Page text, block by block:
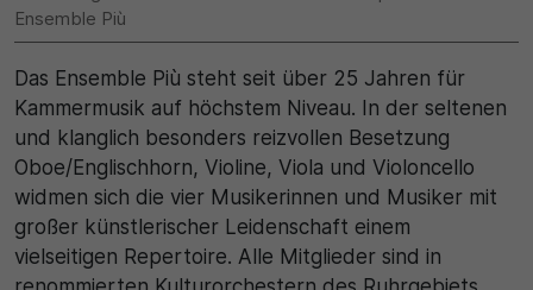
Ensemble Più
Das Ensemble Più steht seit über 25 Jahren für
Kammermusik auf höchstem Niveau. In der seltenen
und klanglich besonders reizvollen Besetzung
Oboe/Englischhorn, Violine, Viola und Violoncello
widmen sich die vier Musikerinnen und Musiker mit
großer künstlerischer Leidenschaft einem
vielseitigen Repertoire. Alle Mitglieder sind in
30 Minuten
Zweck
Wird für statistische Zwecke verwendet, um
vorübergehende Daten des Besuchs zu speichern.